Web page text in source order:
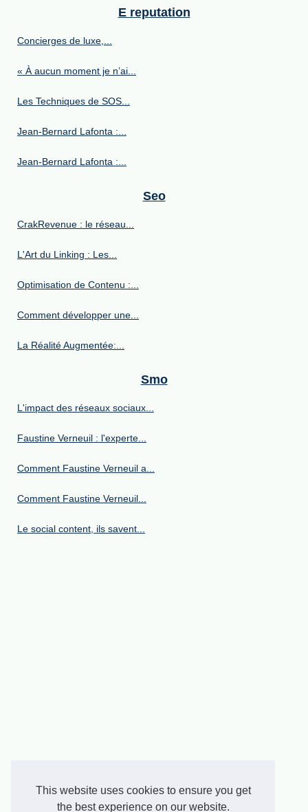
This website uses cookies to ensure you get
the best experience on our website.
E reputation
Concierges de luxe,...
« À aucun moment je n’ai...
Les Techniques de SOS...
Jean-Bernard Lafonta :...
Jean-Bernard Lafonta :...
Seo
CrakRevenue : le réseau...
L'Art du Linking : Les...
Optimisation de Contenu :...
Comment développer une...
La Réalité Augmentée:...
Smo
L'impact des réseaux sociaux...
Faustine Verneuil : l'experte...
Comment Faustine Verneuil a...
Comment Faustine Verneuil...
Le social content, ils savent...